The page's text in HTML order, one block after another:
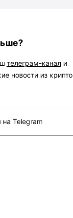
до 10 лет
| инвойсы | $
телеграм-канали
новости из крипто
на Telegram